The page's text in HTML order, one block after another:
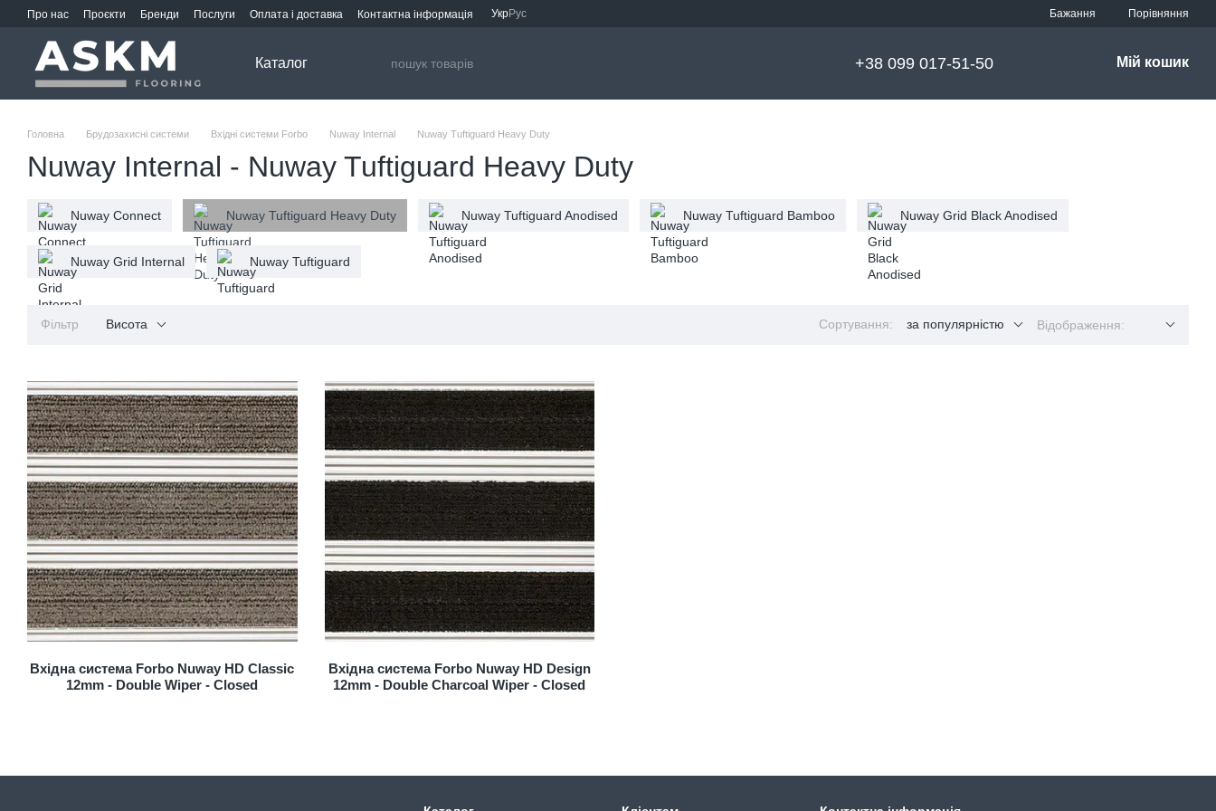
Перейти до основного контенту
Про нас Проєкти Бренди Послуги Оплата і доставка Контактна інформація УкрРус Бажання Порівняння
Каталог +38 099 017-51-50 Мій кошик
Головна Брудозахисні системи Вхідні системи Forbo Nuway Internal Nuway Tuftiguard Heavy Duty
Nuway Internal - Nuway Tuftiguard Heavy Duty
Nuway Connect Nuway Tuftiguard Heavy Duty Nuway Tuftiguard Anodised Nuway Tuftiguard Bamboo Nuway Grid Black Anodised
Nuway Grid Internal Nuway Tuftiguard
Фільтр Висота Сортування: за популярністю Відображення:
Вхідна система Forbo Nuway HD Classic
12mm - Double Wiper - Closed
Вхідна система Forbo Nuway HD Design
12mm - Double Charcoal Wiper - Closed